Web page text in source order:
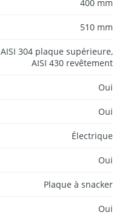
400 mm
510 mm
AISI 304 plaque supérieure,
AISI 430 revêtement
Oui
Oui
Électrique
Oui
Plaque à snacker
Oui